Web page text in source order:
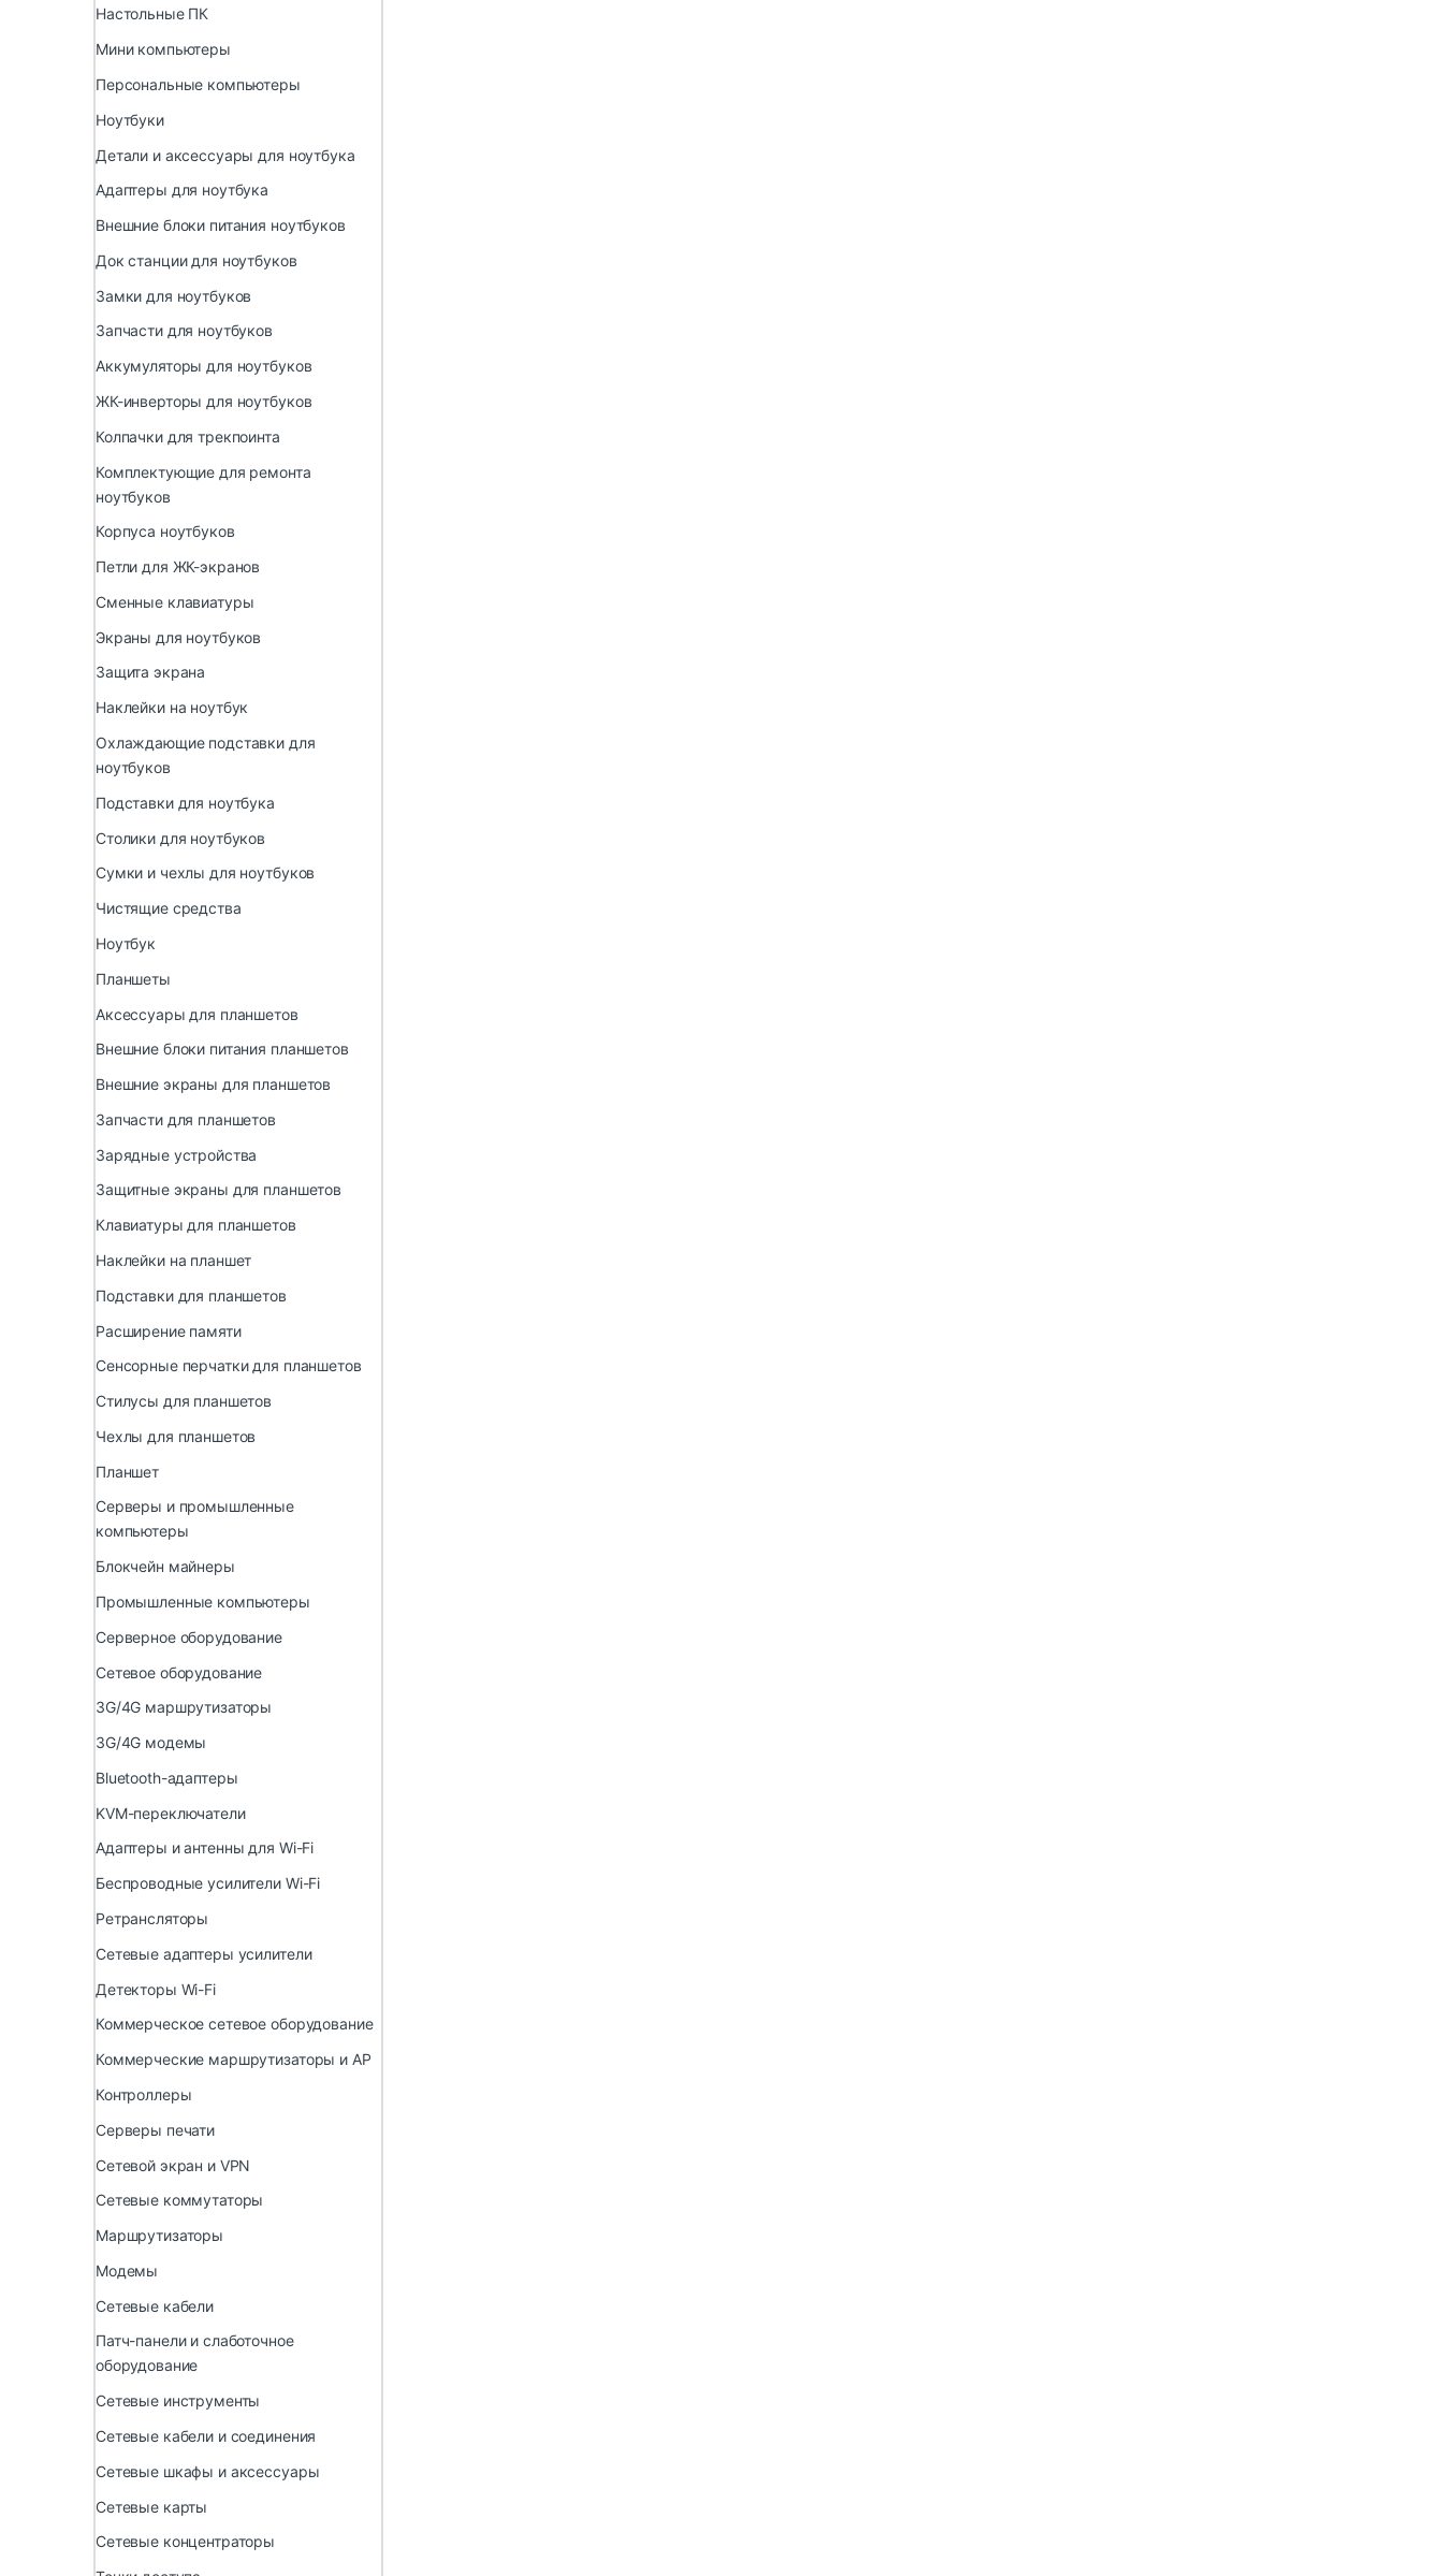
Настольные ПК
Мини компьютеры
Персональные компьютеры
Ноутбуки
Детали и аксессуары для ноутбука
Адаптеры для ноутбука
Внешние блоки питания ноутбуков
Док станции для ноутбуков
Замки для ноутбуков
Запчасти для ноутбуков
Аккумуляторы для ноутбуков
ЖК-инверторы для ноутбуков
Колпачки для трекпоинта
Комплектующие для ремонта
ноутбуков
Корпуса ноутбуков
Петли для ЖК-экранов
Сменные клавиатуры
Экраны для ноутбуков
Защита экрана
Наклейки на ноутбук
Охлаждающие подставки для
ноутбуков
Подставки для ноутбука
Столики для ноутбуков
Сумки и чехлы для ноутбуков
Чистящие средства
Ноутбук
Планшеты
Аксессуары для планшетов
Внешние блоки питания планшетов
Внешние экраны для планшетов
Запчасти для планшетов
Зарядные устройства
Защитные экраны для планшетов
Клавиатуры для планшетов
Наклейки на планшет
Подставки для планшетов
Расширение памяти
Сенсорные перчатки для планшетов
Стилусы для планшетов
Чехлы для планшетов
Планшет
Серверы и промышленные
компьютеры
Блокчейн майнеры
Промышленные компьютеры
Серверное оборудование
Сетевое оборудование
3G/4G маршрутизаторы
3G/4G модемы
Bluetooth-адаптеры
KVM-переключатели
Адаптеры и антенны для Wi-Fi
Беспроводные усилители Wi-Fi
Ретрансляторы
Сетевые адаптеры усилители
Детекторы Wi-Fi
Коммерческое сетевое оборудование
Коммерческие маршрутизаторы и AP
Контроллеры
Серверы печати
Сетевой экран и VPN
Сетевые коммутаторы
Маршрутизаторы
Модемы
Сетевые кабели
Патч-панели и слаботочное
оборудование
Сетевые инструменты
Сетевые кабели и соединения
Сетевые шкафы и аксессуары
Сетевые карты
Сетевые концентраторы